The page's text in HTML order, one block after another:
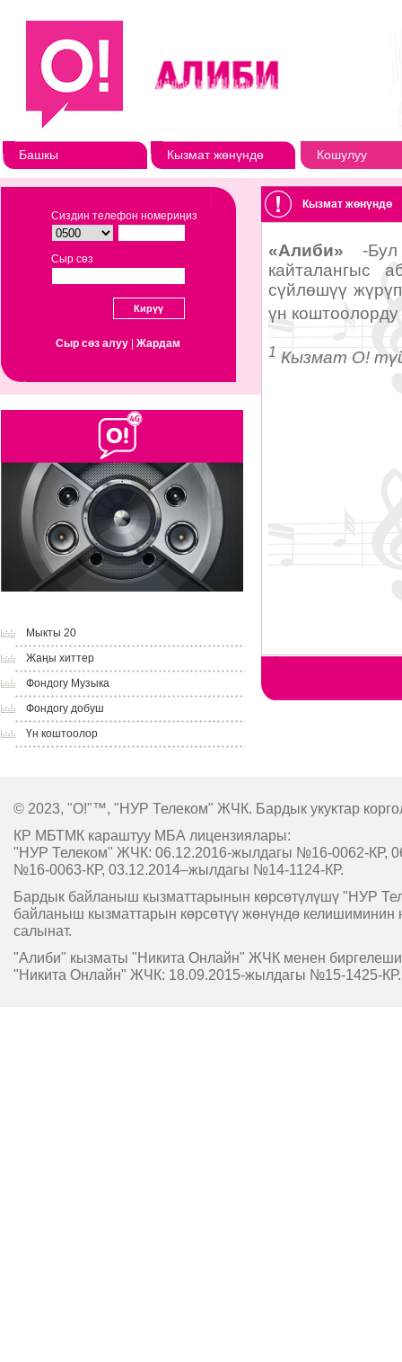
Башкы Кызмат жөнүндө Кошулуу
Сиздин телефон номериңиз
Сыр сөз
Сыр сөз алуу Жардам
Мыкты 20
Жаңы хиттер
Фондогу Музыка
Фондогу добуш
Үн коштоолор
Кызмат жөнүндө
© 2023, "O!"™, "НУР Телеком" ЖЧК. Бардык укуктар
КР МБТМК караштуу МБА лицензиялары:
"НУР Телеком" ЖЧК: 06.12.2016-жылдагы №16-0062-КР,
№16-0063-КР, 03.12.2014–жылдагы №14-1124-КР.
Бардык байланыш кызматтарынын көрсөтүлүшү "НУР
байланыш кызматтарын көрсөтүү жөнүндө келишиминин
салынат.
"Алиби" кызматы "Никита Онлайн" ЖЧК менен
"Никита Онлайн" ЖЧК: 18.09.2015-жылдагы №15-1425-КР.